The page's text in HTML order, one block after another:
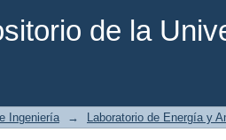
de la
Ingeniería → Laboratorio de Energía y